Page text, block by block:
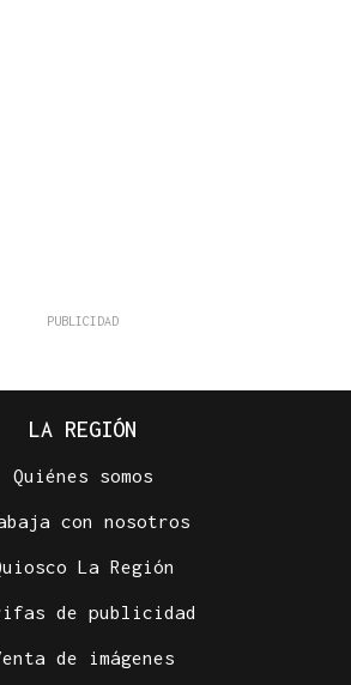
LA REGIÓN
Quiénes somos
con nosotros
La Región
de publicidad
de imágenes